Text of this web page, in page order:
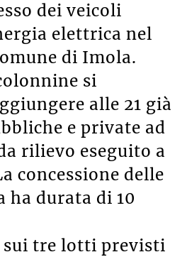
dei veicoli
elettrica nel
di Imola.
si
alle 21 già
e private ad
rilievo eseguito a
concessione delle
ha durata di 10
tre lotti previsti